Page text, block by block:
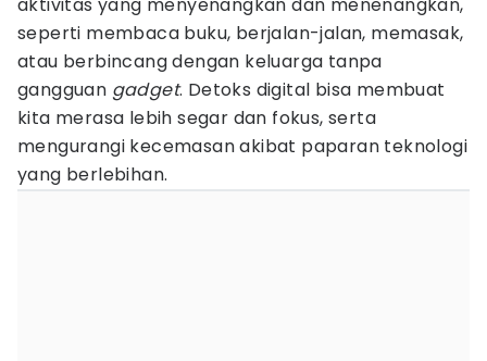
seperti membaca buku, berjalan-jalan, memasak,
atau berbincang dengan keluarga tanpa
gangguan gadget. Detoks digital bisa membuat
kita merasa lebih segar dan fokus, serta
mengurangi kecemasan akibat paparan teknologi
yang berlebihan.